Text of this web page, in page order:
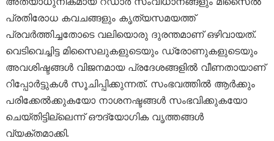
പ്രതിരോധ കവചങ്ങളും കൃത്യസമയത്ത്
പ്രവർത്തിച്ചതോടെ വലിയൊരു ദുരന്തമാണ് ഒഴിവായത്.
വെടിവെച്ചിട്ട മിസൈലുകളുടെയും ഡ്രോണുകളുടെയും
അവശിഷ്ടങ്ങൾ വിജനമായ പ്രദേശങ്ങളിൽ വീണതായാണ്
റിപ്പോർട്ടുകൾ സൂചിപ്പിക്കുന്നത്. സംഭവത്തിൽ ആർക്കും
പരിക്കേൽക്കുകയോ നാശനഷ്ടങ്ങൾ സംഭവിക്കുകയോ
ചെയ്തിട്ടില്ലെന്ന് ഔദ്യോഗിക വൃത്തങ്ങൾ
വ്യക്തമാക്കി.